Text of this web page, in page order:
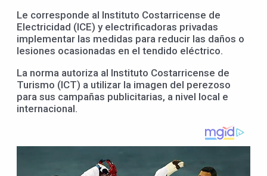
Le corresponde al Instituto Costarricense de
Electricidad (ICE) y electrificadoras privadas
implementar las medidas para reducir las daños o
lesiones ocasionadas en el tendido eléctrico.
La norma autoriza al Instituto Costarricense de
Turismo (ICT) a utilizar la imagen del perezoso
para sus campañas publicitarias, a nivel local e
internacional.